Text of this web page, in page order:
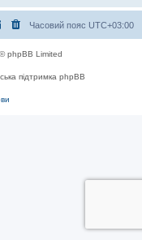
Часовий пояс UTC+03:00
phpBB Limited
підтримка phpBB